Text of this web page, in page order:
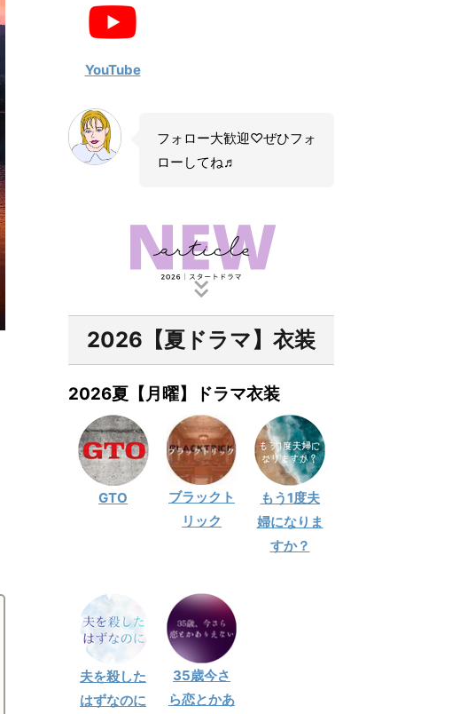
YouTube
フォロー大歓迎♡ぜひフォ
ローしてね♬
2026【夏ドラマ】衣装
2026夏【月曜】ドラマ衣装
GTO
ブラックト
リック
もう1度夫
婦になりま
すか？
夫を殺した
はずなのに
35歳今さ
ら恋とかあ